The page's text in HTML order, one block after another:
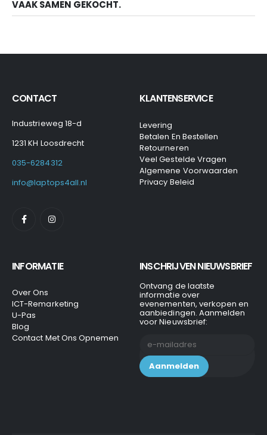
VAAK SAMEN GEKOCHT.
CONTACT
Industrieweg 18-d
1231 KH Loosdrecht
035-6284312
info@laptops4all.nl
KLANTENSERVICE
Levering
Betalen En Bestellen
Retourneren
Veel Gestelde Vragen
Algemene Voorwaarden
Privacy Beleid
INFORMATIE
Over Ons
ICT-Remarketing
U-Pas
Blog
Contact Met Ons Opnemen
INSCHRIJVEN NIEUWSBRIEF
Ontvang de laatste
informatie over
evenementen, verkopen en
aanbiedingen. Aanmelden
voor Nieuwsbrief: